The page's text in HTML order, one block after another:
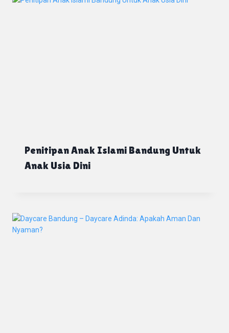
Penitipan Anak Islami Bandung Untuk
Anak Usia Dini